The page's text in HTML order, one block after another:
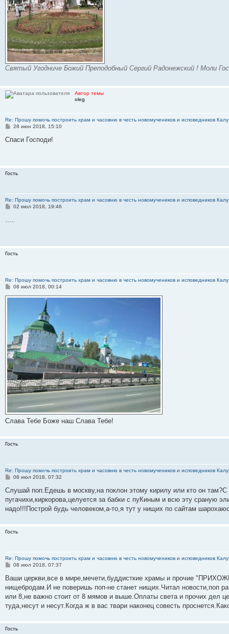
Святый Угодниче Божий Преподобный Сергий Радонежский ! Моли
Автор темы
oleg
Re: Прошу помочь построить храм и часовню в честь новомучеников и исповедников
С
о
и
е
28 июн 2018, 15:10
Спаси Господи!
Гость
Re: Прошу помочь построить храм и часовню в честь новомучеников и исповедников
С
е
02 июл 2018, 19:46
.....
Гость
Re: Прошу помочь построить храм и часовню в честь новомучеников и исповедников
С
о
08 июл 2018, 00:14
Слава Тебе Боже наш Слава Тебе!
Гость
Re: Прошу помочь построить храм и часовню в честь новомучеников и исповедников
С
о
б
щ
е
н
е
08 июл 2018, 07:32
Слушай поп.Едешь в москву,на поклон этому кирилу или кто он
пугачихи,киркорова,целуется за бабки с пуКиным и всю эту сраную
надо!!!Построй будь человеком,а-то,я тут у нищих по сайтам
Гость
Re: Прошу помочь построить храм и часовню в честь новомучеников и исповедников
С
о
щ
е
и
08 июл 2018, 07:37
Ваши церкви,все в мире,мечети,буддисткие храмы и прочие
нищебродам.И не поверишь поп-не станет нищих.Читал новости,поп
или 8,не важно стоит от 8 мямов и выше.Оплаты света и прочих дел
туда,несут и несут.Когда ж в вас твари наконец совесть
Гость